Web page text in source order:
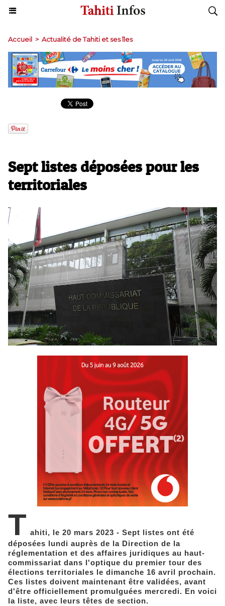
Accueil > Actualité de Tahiti et ses îles
Sept listes déposées pour les
territoriales
T ahiti, le 20 mars 2023 - Sept listes ont été
déposées lundi auprès de la Direction de la
réglementation et des affaires juridiques au haut-
commissariat dans l'optique du premier tour des
élections territoriales le dimanche 16 avril prochain.
Ces listes doivent maintenant être validées, avant
d'être officiellement promulguées mercredi. En voici
la liste, avec leurs têtes de section.